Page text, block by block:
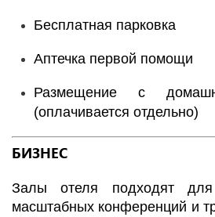
Бесплатная парковка
Аптечка первой помощи
Размещение с
(оплачивается отдельно)
БИЗНЕС
Залы отеля подходят
масштабных конференций и